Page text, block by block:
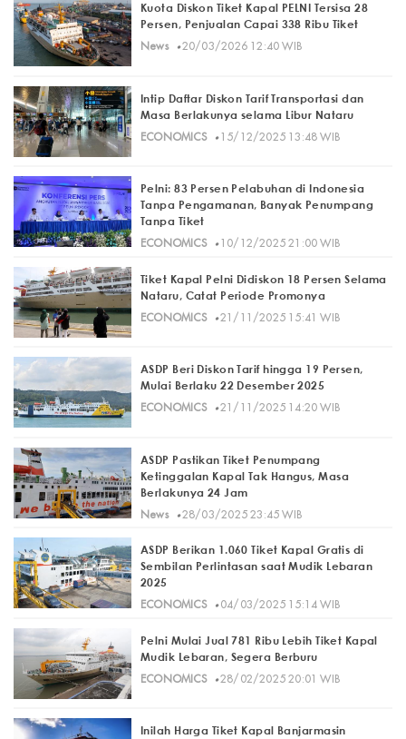
Kuota Diskon Tiket Kapal PELNI Tersisa 28
Persen, Penjualan Capai 338 Ribu Tiket
News· 20/03/2026 12:40 WIB
Intip Daftar Diskon Tarif Transportasi dan
Masa Berlakunya selama Libur Nataru
ECONOMICS· 15/12/2025 13:48 WIB
Pelni: 83 Persen Pelabuhan di Indonesia
Tanpa Pengamanan, Banyak Penumpang
Tanpa Tiket
ECONOMICS· 10/12/2025 21:00 WIB
Tiket Kapal Pelni Didiskon 18 Persen Selama
Nataru, Catat Periode Promonya
ECONOMICS· 21/11/2025 15:41 WIB
ASDP Beri Diskon Tarif hingga 19 Persen,
Mulai Berlaku 22 Desember 2025
ECONOMICS· 21/11/2025 14:20 WIB
ASDP Pastikan Tiket Penumpang
Ketinggalan Kapal Tak Hangus, Masa
Berlakunya 24 Jam
News· 28/03/2025 23:45 WIB
ASDP Berikan 1.060 Tiket Kapal Gratis di
Sembilan Perlintasan saat Mudik Lebaran
2025
ECONOMICS· 04/03/2025 15:14 WIB
Pelni Mulai Jual 781 Ribu Lebih Tiket Kapal
Mudik Lebaran, Segera Berburu
ECONOMICS· 28/02/2025 20:01 WIB
Inilah Harga Tiket Kapal Banjarmasin